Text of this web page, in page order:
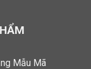
Mẫu Mã